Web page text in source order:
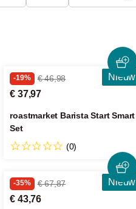
Nieuw
-19% € 46,98
€ 37,97
roastmarket Barista Start Smart
Set
(0)
Nieuw
-35% € 67,87
€ 43,76